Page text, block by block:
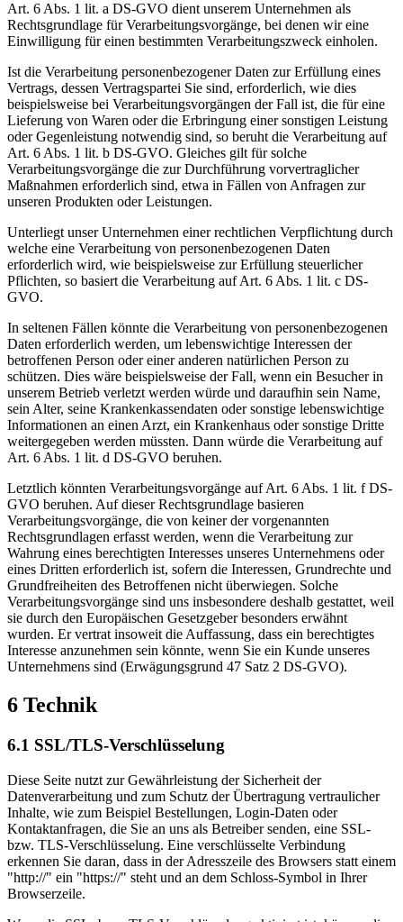
Art. 6 Abs. 1 lit. a DS-GVO dient unserem Unternehmen als
Rechtsgrundlage für Verarbeitungsvorgänge, bei denen wir eine
Einwilligung für einen bestimmten Verarbeitungszweck einholen.
Ist die Verarbeitung personenbezogener Daten zur Erfüllung eines
Vertrags, dessen Vertragspartei Sie sind, erforderlich, wie dies
beispielsweise bei Verarbeitungsvorgängen der Fall ist, die für eine
Lieferung von Waren oder die Erbringung einer sonstigen Leistung
oder Gegenleistung notwendig sind, so beruht die Verarbeitung auf
Art. 6 Abs. 1 lit. b DS-GVO. Gleiches gilt für solche
Verarbeitungsvorgänge die zur Durchführung vorvertraglicher
Maßnahmen erforderlich sind, etwa in Fällen von Anfragen zur
unseren Produkten oder Leistungen.
Unterliegt unser Unternehmen einer rechtlichen Verpflichtung durch
welche eine Verarbeitung von personenbezogenen Daten
erforderlich wird, wie beispielsweise zur Erfüllung steuerlicher
Pflichten, so basiert die Verarbeitung auf Art. 6 Abs. 1 lit. c DS-
GVO.
In seltenen Fällen könnte die Verarbeitung von personenbezogenen
Daten erforderlich werden, um lebenswichtige Interessen der
betroffenen Person oder einer anderen natürlichen Person zu
schützen. Dies wäre beispielsweise der Fall, wenn ein Besucher in
unserem Betrieb verletzt werden würde und daraufhin sein Name,
sein Alter, seine Krankenkassendaten oder sonstige lebenswichtige
Informationen an einen Arzt, ein Krankenhaus oder sonstige Dritte
weitergegeben werden müssten. Dann würde die Verarbeitung auf
Art. 6 Abs. 1 lit. d DS-GVO beruhen.
Letztlich könnten Verarbeitungsvorgänge auf Art. 6 Abs. 1 lit. f DS-
GVO beruhen. Auf dieser Rechtsgrundlage basieren
Verarbeitungsvorgänge, die von keiner der vorgenannten
Rechtsgrundlagen erfasst werden, wenn die Verarbeitung zur
Wahrung eines berechtigten Interesses unseres Unternehmens oder
eines Dritten erforderlich ist, sofern die Interessen, Grundrechte und
Grundfreiheiten des Betroffenen nicht überwiegen. Solche
Verarbeitungsvorgänge sind uns insbesondere deshalb gestattet, weil
sie durch den Europäischen Gesetzgeber besonders erwähnt
wurden. Er vertrat insoweit die Auffassung, dass ein berechtigtes
Interesse anzunehmen sein könnte, wenn Sie ein Kunde unseres
Unternehmens sind (Erwägungsgrund 47 Satz 2 DS-GVO).
6 Technik
6.1 SSL/TLS-Verschlüsselung
Diese Seite nutzt zur Gewährleistung der Sicherheit der
Datenverarbeitung und zum Schutz der Übertragung vertraulicher
Inhalte, wie zum Beispiel Bestellungen, Login-Daten oder
Kontaktanfragen, die Sie an uns als Betreiber senden, eine SSL-
bzw. TLS-Verschlüsselung. Eine verschlüsselte Verbindung
erkennen Sie daran, dass in der Adresszeile des Browsers statt einem
"http://" ein "https://" steht und an dem Schloss-Symbol in Ihrer
Browserzeile.